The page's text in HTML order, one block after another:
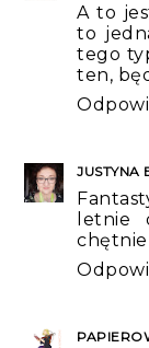
A to
to
tego
ten,
JUSTYNA
letnie